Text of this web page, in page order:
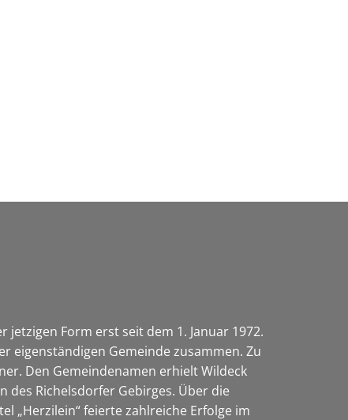
Form erst seit dem 1. Januar 1972.
eigenständigen Gemeinde zusammen. Zu
Den Gemeindenamen erhielt Wildeck
des Richelsdorfer Gebirges. Über die
„Herzilein“ feierte zahlreiche Erfolge im